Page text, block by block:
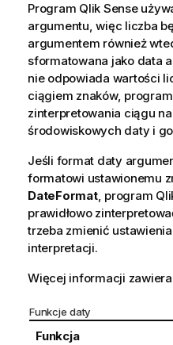
Program Qlik Sense
argumentu, więc liczba
argumentem również
sformatowana jako data
nie odpowiada wartości
ciągiem znaków, program
zinterpretowania ciągu
środowiskowych daty i
Jeśli format daty
formatowi ustawionemu
DateFormat, program
prawidłowo
trzeba zmienić
interpretacji.
Więcej informacji
Funkcje daty
Funkcja